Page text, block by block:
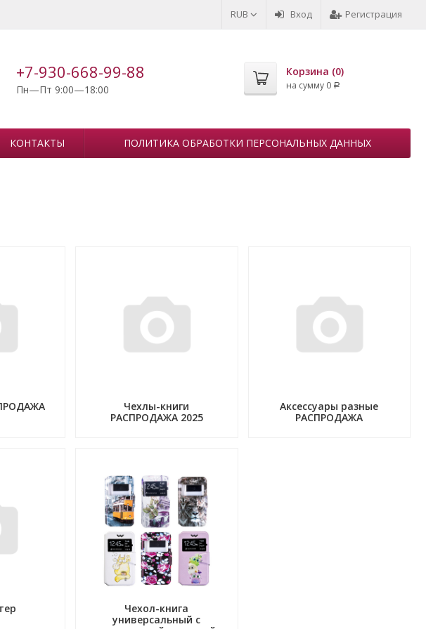
RUB Вход Регистрация
+7-930-668-99-88
Пн—Пт 9:00—18:00
Корзина (0)
на сумму 0 Р
КОНТАКТЫ ПОЛИТИКА ОБРАБОТКИ ПЕРСОНАЛЬНЫХ ДАННЫХ
Чехлы-книги
РАСПРОДАЖА 2025
Аксессуары разные
РАСПРОДАЖА
Чехол-книга
универсальный с